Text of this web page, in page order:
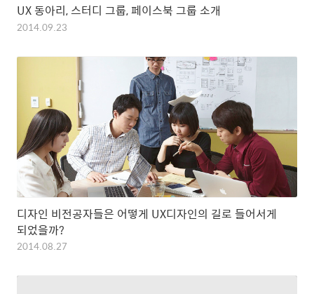
UX 동아리, 스터디 그룹, 페이스북 그룹 소개
2014.09.23
디자인 비전공자들은 어떻게 UX디자인의 길로 들어서게
되었을까?
2014.08.27